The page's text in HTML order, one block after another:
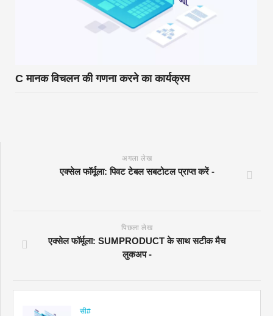
C मानक विचलन की गणना करने का कार्यक्रम
अगला लेख
एक्सेल फॉर्मूला: पिवट टेबल सबटोटल प्राप्त करें -
पिछला लेख
एक्सेल फॉर्मूला: SUMPRODUCT के साथ सटीक मैच
लुकअप -
सी#